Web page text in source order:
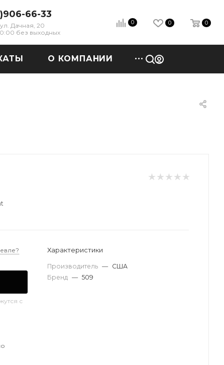
66-33
Дачная, 20
без выходных
0 0 0
О КОМПАНИИ
с
Характеристики
Производитель — США
Бренд — 509